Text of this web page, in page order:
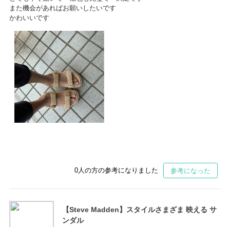
また機会があればお願いしたいです
かわいいです
0人の方の参考になりました 参考になった
【Steve Madden】スタイルさまざま 映える サ
ンダル